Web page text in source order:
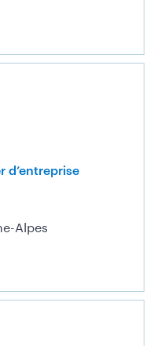
d’entreprise
Alpes